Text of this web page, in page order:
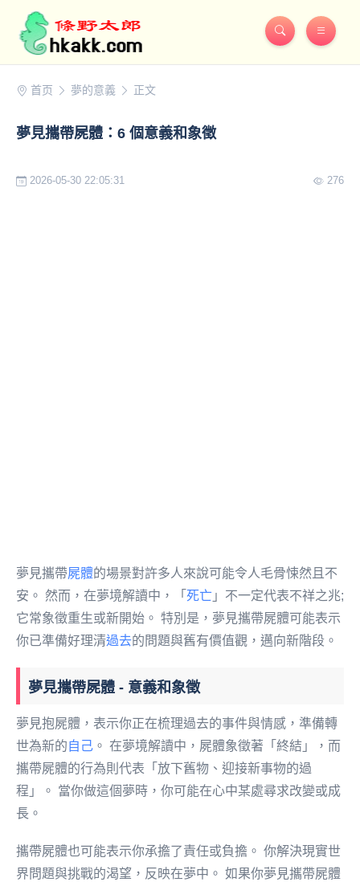
首页 夢的意義 正文
夢見攜帶屍體：6 個意義和象徵
2026-05-30 22:05:31 276
夢見攜帶屍體的場景對許多人來說可能令人毛骨悚然且不
安。 然而，在夢境解讀中，「 死亡 」不一定代表不祥之兆;
它常象徵重生或新開始。 特別是，夢見攜帶屍體可能表示
你已準備好理清過去的問題與舊有價值觀，邁向新階段。
夢見攜帶屍體 - 意義和象徵
夢見抱屍體，表示你正在梳理過去的事件與情感，準備轉
世為新的自己 。 在夢境解讀中，屍體象徵著「終結」，而
攜帶屍體的行為則代表「放下舊物、迎接新事物的過
程」。 當你做這個夢時，你可能在心中某處尋求改變或成
長。
攜帶屍體也可能表示你承擔了責任或負擔。 你解決現實世
界問題與挑戰的渴望，反映在夢中。 如果你夢見攜帶屍體